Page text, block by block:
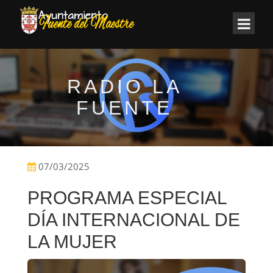
RADIO LA
FUENTE
07/03/2025
PROGRAMA ESPECIAL
DÍA INTERNACIONAL DE
LA MUJER